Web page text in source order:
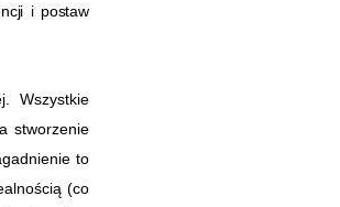
i postaw
Wszystkie
stworzenie
to
(co